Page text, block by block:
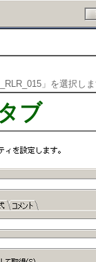
」を選択し
ブ